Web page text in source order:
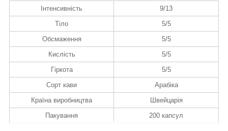
Інтенсивність
9/13
Тіло
5/5
Обсмаження
5/5
Кислість
5/5
Гіркота
5/5
Сорт кави
Арабіка
Країна виробництва
Швейцарія
Пакування
200 капсул